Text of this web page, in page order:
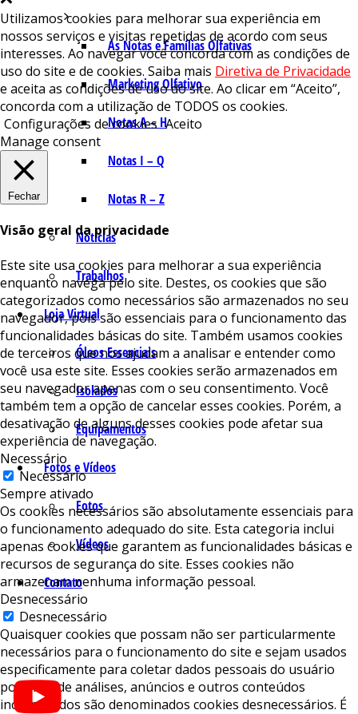
As Notas e Famílias Olfativas
Marketing Olfativo
Notas A – H
Notas I – Q
Notas R – Z
Notícias
Trabalhos
Loja Virtual
Óleos Essenciais
Isolados
Equipamentos
Fotos e Vídeos
Fotos
Vídeos
Contato
Utilizamos cookies para melhorar sua experiência em
nossos serviços e visitas repetidas de acordo com seus
interesses. Ao navegar você concorda com as condições de
uso do site e de cookies. Saiba mais Diretiva de Privacidade
e aceita as condições de uso do site. Ao clicar em “Aceito”,
concorda com a utilização de TODOS os cookies.
Configurações de cookies Aceito
Manage consent
Fechar
Visão geral da privacidade
Este site usa cookies para melhorar a sua experiência
enquanto navega pelo site. Destes, os cookies que são
categorizados como necessários são armazenados no seu
navegador, pois são essenciais para o funcionamento das
funcionalidades básicas do site. Também usamos cookies
de terceiros que nos ajudam a analisar e entender como
você usa este site. Esses cookies serão armazenados em
seu navegador apenas com o seu consentimento. Você
também tem a opção de cancelar esses cookies. Porém, a
desativação de alguns desses cookies pode afetar sua
experiência de navegação.
Necessário
Necessário
Sempre ativado
Os cookies necessários são absolutamente essenciais para
o funcionamento adequado do site. Esta categoria inclui
apenas cookies que garantem as funcionalidades básicas e
recursos de segurança do site. Esses cookies não
armazenam nenhuma informação pessoal.
Desnecessário
Desnecessário
Quaisquer cookies que possam não ser particularmente
necessários para o funcionamento do site e sejam usados ​​
especificamente para coletar dados pessoais do usuário
por meio de análises, anúncios e outros conteúdos
incorporados são denominados cookies desnecessários. É